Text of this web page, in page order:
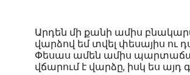
Արդեն մի քանի ամիս
վարձով եմ տվել փեսայիս ու
Փեսաս ամեն ամիս
վճարում է վարձը, իսկ ես այդ